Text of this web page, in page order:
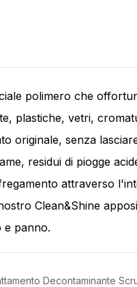
polimero che
plastiche, vetri,
originale, senza
residui di piogge
attraverso
Clean&Shine
e panno.
Decontaminante